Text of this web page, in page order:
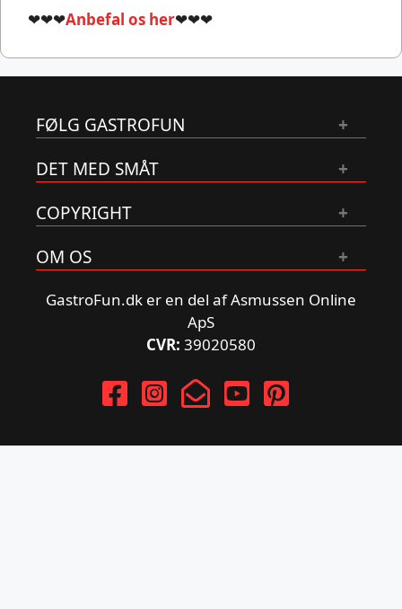
❤❤❤Anbefal os her❤❤❤
FØLG GASTROFUN
DET MED SMÅT
COPYRIGHT
OM OS
GastroFun.dk er en del af Asmussen Online
ApS
CVR: 39020580